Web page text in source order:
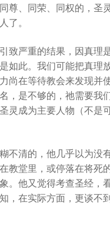
、同荣、同权的，圣
了。
致严重的结果，因真理
如此。我们可能把真理
尚在等待教会来发现并
，是不够的，祂需要
灵成为主要人物（不是
不清的，他几乎以为
教堂里，或停落在将死
。他又觉得考查圣经，
，在实际方面，更谈